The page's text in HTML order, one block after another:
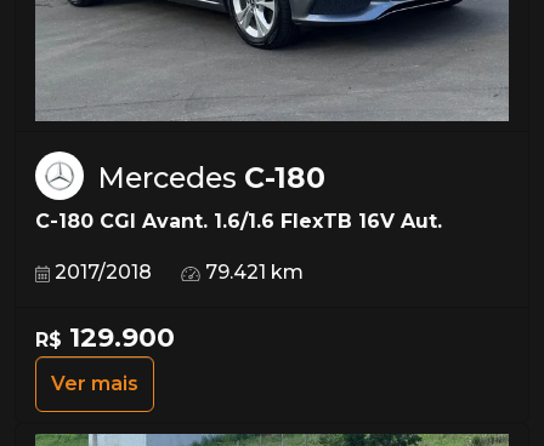
Mercedes C-180
C-180 CGI Avant. 1.6/1.6 FlexTB 16V Aut.
2017/2018 79.421 km
R$ 129.900
Ver mais